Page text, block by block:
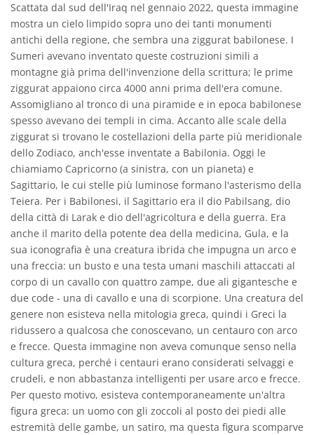
Scattata dal sud dell'Iraq nel gennaio 2022, questa immagine
mostra un cielo limpido sopra uno dei tanti monumenti
antichi della regione, che sembra una ziggurat babilonese. I
Sumeri avevano inventato queste costruzioni simili a
montagne già prima dell'invenzione della scrittura; le prime
ziggurat appaiono circa 4000 anni prima dell'era comune.
Assomigliano al tronco di una piramide e in epoca babilonese
spesso avevano dei templi in cima. Accanto alle scale della
ziggurat si trovano le costellazioni della parte più meridionale
dello Zodiaco, anch'esse inventate a Babilonia. Oggi le
chiamiamo Capricorno (a sinistra, con un pianeta) e
Sagittario, le cui stelle più luminose formano l'asterismo della
Teiera. Per i Babilonesi, il Sagittario era il dio Pabilsang, dio
della città di Larak e dio dell'agricoltura e della guerra. Era
anche il marito della potente dea della medicina, Gula, e la
sua iconografia è una creatura ibrida che impugna un arco e
una freccia: un busto e una testa umani maschili attaccati al
corpo di un cavallo con quattro zampe, due ali gigantesche e
due code - una di cavallo e una di scorpione. Una creatura del
genere non esisteva nella mitologia greca, quindi i Greci la
ridussero a qualcosa che conoscevano, un centauro con arco
e frecce. Questa immagine non aveva comunque senso nella
cultura greca, perché i centauri erano considerati selvaggi e
crudeli, e non abbastanza intelligenti per usare arco e frecce.
Per questo motivo, esisteva contemporaneamente un'altra
figura greca: un uomo con gli zoccoli al posto dei piedi alle
estremità delle gambe, un satiro, ma questa figura scomparve